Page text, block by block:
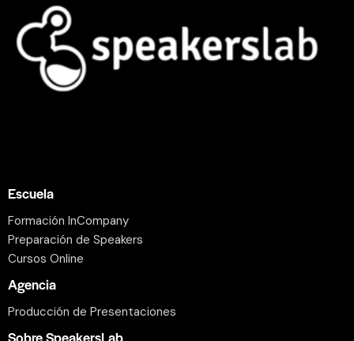
Escuela
Formación InCompany
Preparación de Speakers
Cursos Online
Agencia
Producción de Presentaciones
Sobre SpeakersLab